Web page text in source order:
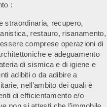
:
straordinaria, recupero,
restauro, risanamento,
comprese operazioni di
e adeguamento
di sismica e di igiene e
adibiti o da adibire a
nell’ambito dei quali è
di efficientamento e/o